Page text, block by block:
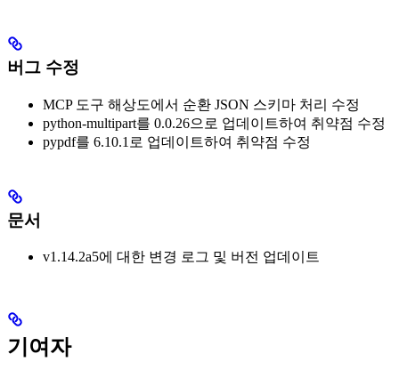
버그 수정
MCP 도구 해상도에서 순환 JSON 스키마 처리 수정
python-multipart를 0.0.26으로 업데이트하여 취약점 수정
pypdf를 6.10.1로 업데이트하여 취약점 수정
문서
v1.14.2a5에 대한 변경 로그 및 버전 업데이트
기여자